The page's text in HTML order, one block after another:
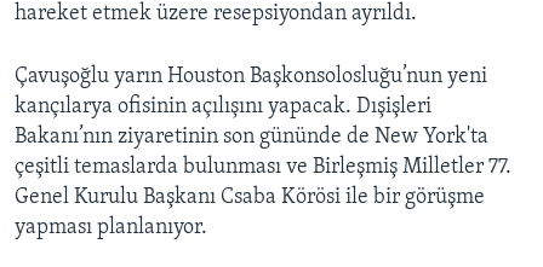
hareket etmek üzere resepsiyondan ayrıldı.
Çavuşoğlu yarın Houston Başkonsolosluğu’nun yeni
kançılarya ofisinin açılışını yapacak. Dışişleri
Bakanı’nın ziyaretinin son gününde de New York'ta
çeşitli temaslarda bulunması ve Birleşmiş Milletler 77.
Genel Kurulu Başkanı Csaba Körösi ile bir görüşme
yapması planlanıyor.